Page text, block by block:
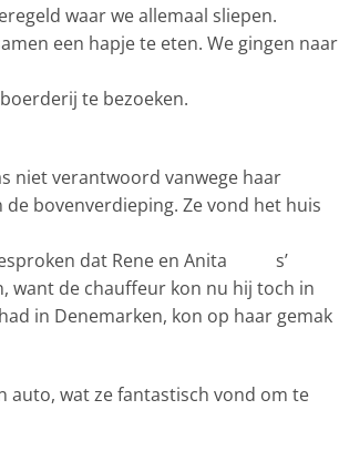
waar we allemaal sliepen.
een hapje te eten. We gingen naar
te bezoeken.
niet verantwoord vanwege haar
bovenverdieping. Ze vond het huis
dat Rene en Anita s’
want de chauffeur kon nu hij toch in
in Denemarken, kon op haar gemak
auto, wat ze fantastisch vond om te